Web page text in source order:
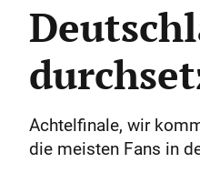
Achtelfinale, wir
die meisten Fans in